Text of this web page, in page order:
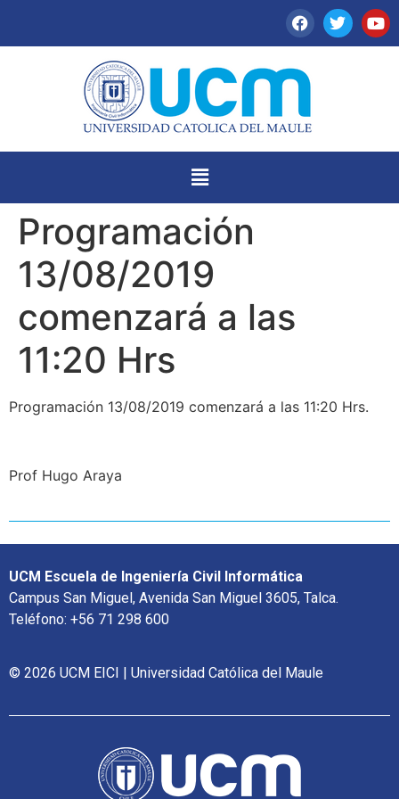
Programación
13/08/2019
comenzará a las
11:20 Hrs
Programación 13/08/2019 comenzará a las 11:20 Hrs.
Prof Hugo Araya
UCM Escuela de Ingeniería Civil Informática
Campus San Miguel, Avenida San Miguel 3605, Talca.
Teléfono: +56 71 298 600
© 2026 UCM EICI | Universidad Católica del Maule